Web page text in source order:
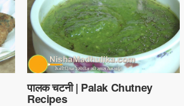
पालक चटनी | Palak Chutney
Recipes